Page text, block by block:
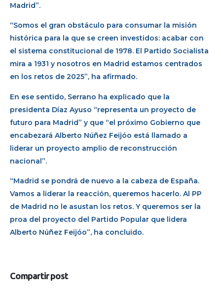
Madrid”.
“Somos el gran obstáculo para consumar la misión
histórica para la que se creen investidos: acabar con
el sistema constitucional de 1978. El Partido Socialista
mira a 1931 y nosotros en Madrid estamos centrados
en los retos de 2025”, ha afirmado.
En ese sentido, Serrano ha explicado que la
presidenta Díaz Ayuso “representa un proyecto de
futuro para Madrid” y que “el próximo Gobierno que
encabezará Alberto Núñez Feijóo está llamado a
liderar un proyecto amplio de reconstrucción
nacional”.
“Madrid se pondrá de nuevo a la cabeza de España.
Vamos a liderar la reacción, queremos hacerlo. Al PP
de Madrid no le asustan los retos. Y queremos ser la
proa del proyecto del Partido Popular que lidera
Alberto Núñez Feijóo”, ha concluido.
Compartir post